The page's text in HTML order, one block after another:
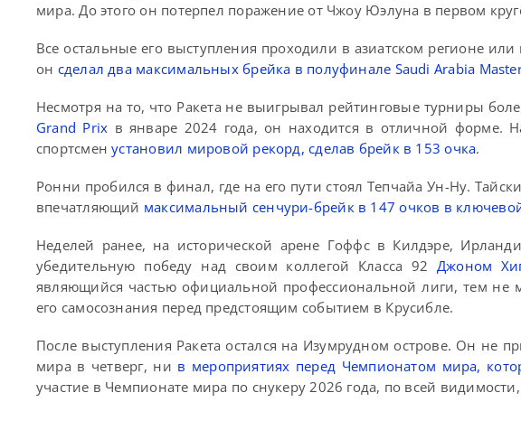
мира. До этого он потерпел поражение от Чжоу Юэлуна в первом
Все остальные его выступления проходили в азиатском регионе
он сделал два максимальных брейка в полуфинале Saudi Arabia
Несмотря на то, что Ракета не выигрывал рейтинговые турниры
Grand Prix в январе 2024 года, он находится в отличной форме.
спортсменустановил мировой рекорд, сделав брейк в 153 очка.
Ронни пробился в финал, где на его пути стоял Тепчайа Ун-Ну.
впечатляющий максимальный сенчури-брейк в 147 очков в
Неделей ранее, на исторической арене Гоффс в Килдэре,
убедительную победу над своим коллегой Класса 92 Джоном
являющийся частью официальной профессиональной лиги, тем
его самосознания перед предстоящим событием в Крусибле.
После выступления Ракета остался на Изумрудном острове. Он не
мира в четверг, ни в мероприятиях перед Чемпионатом мира,
участие в Чемпионате мира по снукеру 2026 года, по всей